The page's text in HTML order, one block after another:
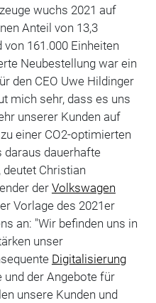
wuchs 2021 auf
Anteil von 13,3
161.000 Einheiten
Neubestellung war ein
den CEO Uwe Hildinger
mich sehr, dass es uns
unserer Kunden auf
einer CO2-optimierten
daraus dauerhafte
Christian
der Volkswagen
Vorlage des 2021er
an: "Wir befinden uns in
unser
Digitalisierung
der Angebote für
unsere Kunden und